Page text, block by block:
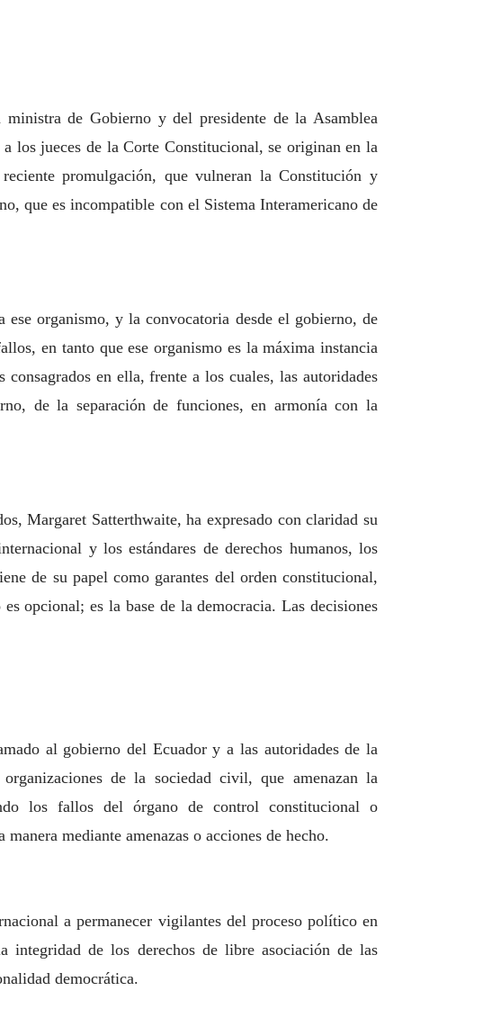
ministra de Gobierno y del presidente de la Asamblea
los jueces de la Corte Constitucional, se originan en la
promulgación, que vulneran la Constitución y
que es incompatible con el Sistema Interamericano de
ese organismo, y la convocatoria desde el gobierno, de
en tanto que ese organismo es la máxima instancia
en ella, frente a los cuales, las autoridades
de la separación de funciones, en armonía con la
Margaret Satterthwaite, ha expresado con claridad su
y losestándares de derechos humanos, los
de su papel como garantes del ordenconstitucional,
opcional; es la base de la democracia. Las decisiones
al gobierno del Ecuador y a las autoridades de la
de la sociedad civil,que amenazan la
los fallos del órgano de control constitucional o
manera mediante amenazas o acciones de hecho.
a permanecer vigilantes del proceso político en
laintegridad de los derechos de libre asociación de las
democrática.